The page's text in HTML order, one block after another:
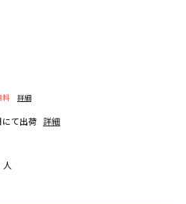
料
詳細
て出荷 詳細
人